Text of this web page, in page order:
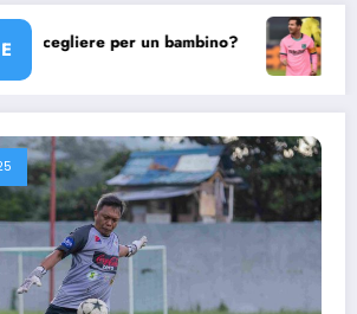
per un bambino? La maglia